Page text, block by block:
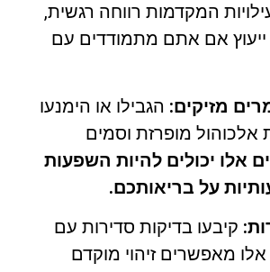
המקדמות רווחה רגשית,
ייעוץ אם אתם מתמודדים עם
מזיקים: הגבילו או הימנעו
אלכוהול מופרזת וסמים
אלו יכולים להיות השפעות
על בריאותכם.
קיבעו בדיקות סדירות עם
אלו מאפשרים זיהוי מוקדם